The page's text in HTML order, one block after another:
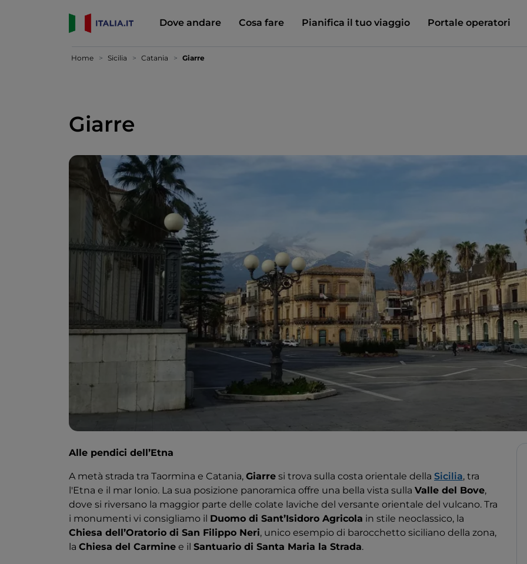
Dove andare Cosa fare Pianifica il tuo viaggio Portale operatori
Home Sicilia Catania Giarre
Giarre
Alle pendici dell’Etna
A metà strada tra Taormina e Catania, Giarre si trova sulla costa orientale della Sicilia, tra
l'Etna e il mar Ionio. La sua posizione panoramica offre una bella vista sulla Valle del Bove,
dove si riversano la maggior parte delle colate laviche del versante orientale del vulcano. Tra
i monumenti vi consigliamo il Duomo di Sant’Isidoro Agricola in stile neoclassico, la
Chiesa dell’Oratorio di San Filippo Neri, unico esempio di barocchetto siciliano della zona,
la Chiesa del Carmine e il Santuario di Santa Maria la Strada.